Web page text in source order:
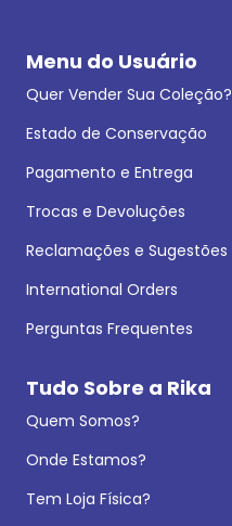
Menu do Usuário
Quer Vender Sua Coleção?
Estado de Conservação
Pagamento e Entrega
Trocas e Devoluções
Reclamações e Sugestões
International Orders
Perguntas Frequentes
Tudo Sobre a Rika
Quem Somos?
Onde Estamos?
Tem Loja Física?